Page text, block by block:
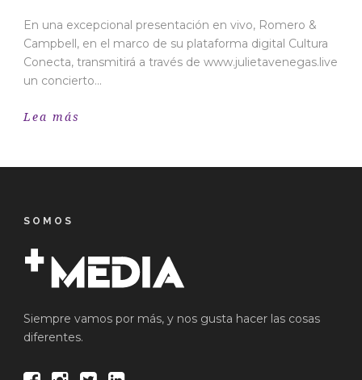
En una excepcional presentación en vivo, Romero &
Campbell, en el marco de su plataforma digital Cultura
Conecta, transmitirá a través de www.julietavenegas.live
un concierto...
Lea más
SOMOS
Siempre vamos por más, y nos gusta hacer las cosas
diferentes.